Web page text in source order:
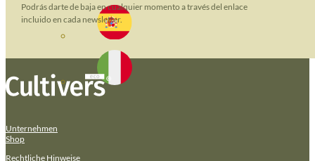
Podrás darte de baja en cualquier momento a través del enlace
incluido en cada newsletter.
Unternehmen
Shop
Rechtliche Hinweise